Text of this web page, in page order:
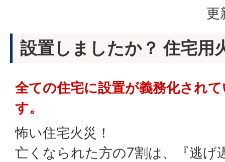
更
設置しましたか？ 住宅用
全ての住宅に設置が義務化され
す。
怖い住宅火災！
亡くなられた方の7割は、『逃げ